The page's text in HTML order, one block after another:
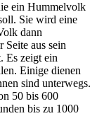
ein Hummelvolk
Sie wird eine
dann
Seite aus sein
Es zeigt ein
Einige dienen
sind unterwegs.
50 bis 600
bis zu 1000